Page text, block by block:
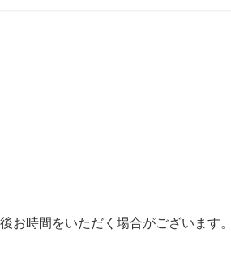
お時間をいただく場合がございます